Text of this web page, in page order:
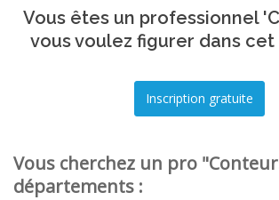
Vous êtes un professionnel
vous voulez figurer dans cet
Vous cherchez un pro
départements :